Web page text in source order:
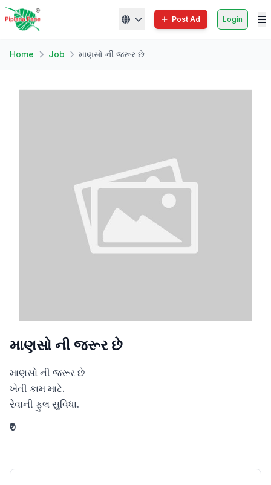
Post Ad Login
Home Job માણસો ની જરૂર છે
માણસો ની જરૂર છે
માણસો ની જરૂર છે
ખેતી કામ માટે.
રેવાની ફુલ સુવિધા.
₹0